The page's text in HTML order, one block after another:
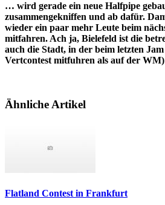
… wird gerade ein neue Halfpipe
zusammengekniffen und ab dafür.
wieder ein paar mehr Leute beim
mitfahren. Ach ja, Bielefeld ist die
auch die Stadt, in der beim letzten
Vertcontest mitfuhren als auf der WM)
Ähnliche Artikel
Flatland Contest in Frankfurt